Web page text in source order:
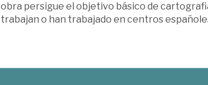
obra persigue el objetivo básico de
trabajan o han trabajado en centros